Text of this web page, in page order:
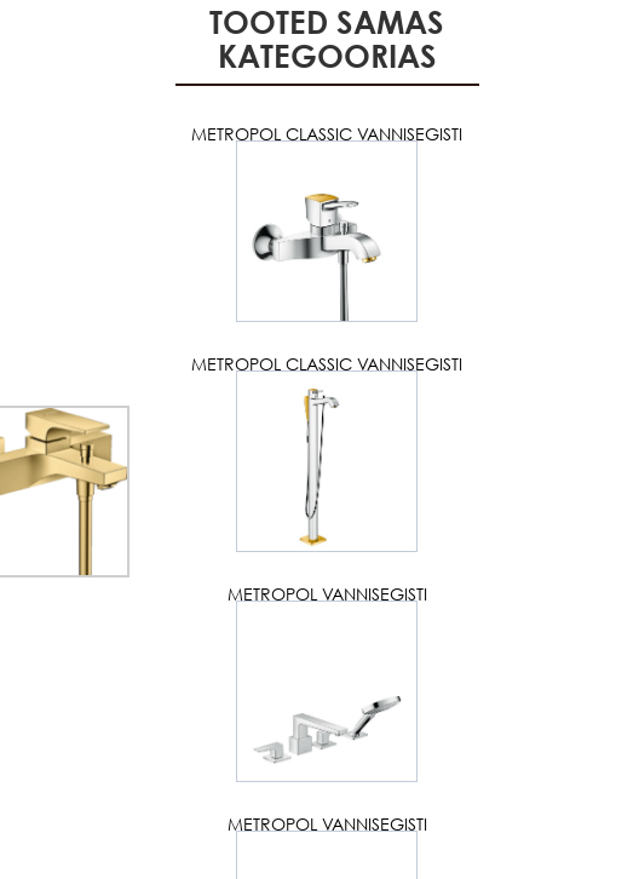
TOOTED SAMAS
KATEGOORIAS
METROPOL CLASSIC VANNISEGISTI
METROPOL CLASSIC VANNISEGISTI
METROPOL VANNISEGISTI
METROPOL VANNISEGISTI